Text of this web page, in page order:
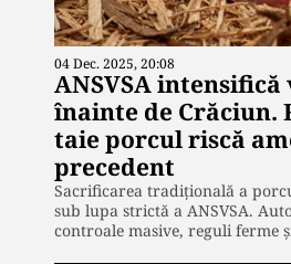
04 Dec. 2025, 20:08
ANSVSA
înainte de Crăciun.
taie porcul riscă
precedent
Sacrificarea tradițională a
sub lupa strictă a ANSVSA.
controale masive, reguli ferme